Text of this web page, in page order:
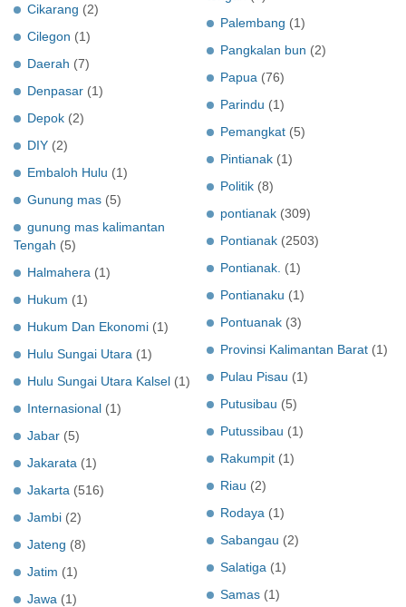
Cikarang (2)
Cilegon (1)
Daerah (7)
Denpasar (1)
Depok (2)
DIY (2)
Embaloh Hulu (1)
Gunung mas (5)
gunung mas kalimantan
Tengah (5)
Halmahera (1)
Hukum (1)
Hukum Dan Ekonomi (1)
Hulu Sungai Utara (1)
Hulu Sungai Utara Kalsel (1)
Internasional (1)
Jabar (5)
Jakarata (1)
Jakarta (516)
Jambi (2)
Jateng (8)
Jatim (1)
Jawa (1)
Palembang (1)
Pangkalan bun (2)
Papua (76)
Parindu (1)
Pemangkat (5)
Pintianak (1)
Politik (8)
pontianak (309)
Pontianak (2503)
Pontianak. (1)
Pontianaku (1)
Pontuanak (3)
Provinsi Kalimantan Barat (1)
Pulau Pisau (1)
Putusibau (5)
Putussibau (1)
Rakumpit (1)
Riau (2)
Rodaya (1)
Sabangau (2)
Salatiga (1)
Samas (1)